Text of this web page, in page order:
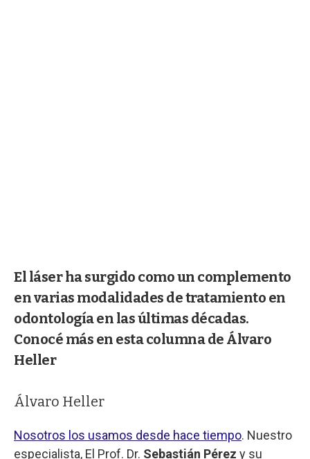
El láser ha surgido como un complemento
en varias modalidades de tratamiento en
odontología en las últimas décadas.
Conocé más en esta columna de Álvaro
Heller
Álvaro Heller
Nosotros los usamos desde hace tiempo. Nuestro
especialista, El Prof. Dr. Sebastián Pérez y su